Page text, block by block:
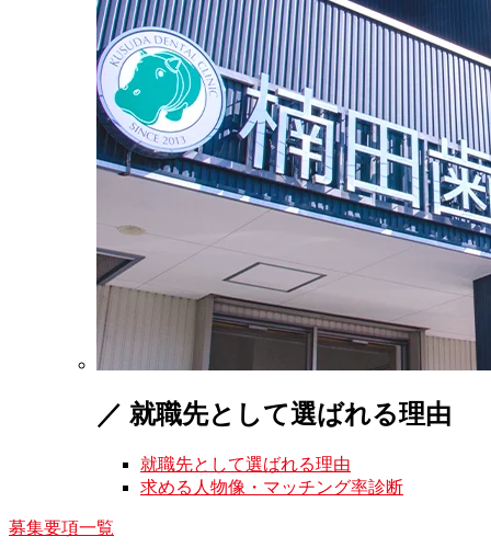
／ 就職先として選ばれる理由
就職先として選ばれる理由
求める人物像・マッチング率診断
募集要項一覧